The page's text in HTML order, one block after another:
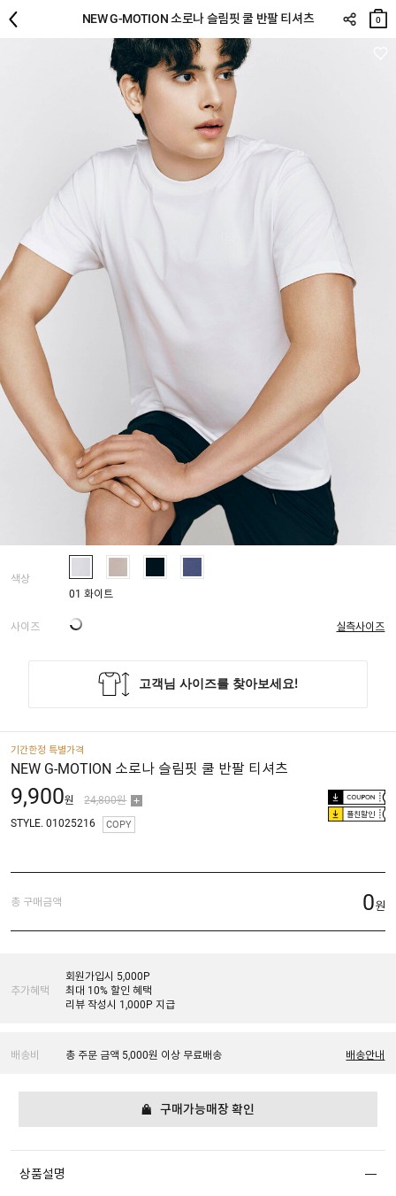
NEW G-MOTION 소로나 슬림핏 쿨 반팔 티셔츠
장바
구니
0
색상
01 화이트
사이즈 실측사이즈
기간한정 특별가격
NEW G-MOTION 소로나 슬림핏 쿨 반팔 티셔츠
9,900원 24,800원
플친할인
STYLE. 01025216 COPY
총 구매금액 0원
추가혜택
회원가입시 5,000P
최대 10% 할인 혜택
리뷰 작성시 1,000P 지급
배송비 총 주문 금액 5,000원 이상 무료배송 배송안내
구매가능매장 확인
상품설명